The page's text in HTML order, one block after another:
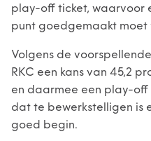
play-off ticket, waarvoor
punt goedgemaakt moet
Volgens de
RKC een kans van 45,2
en daarmee een play-off
dat te bewerkstelligen is
goed begin.